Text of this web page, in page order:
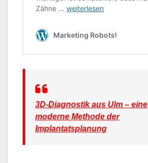
3D-Diagnostik aus Ulm – eine
moderne Methode der
Implantatsplanung